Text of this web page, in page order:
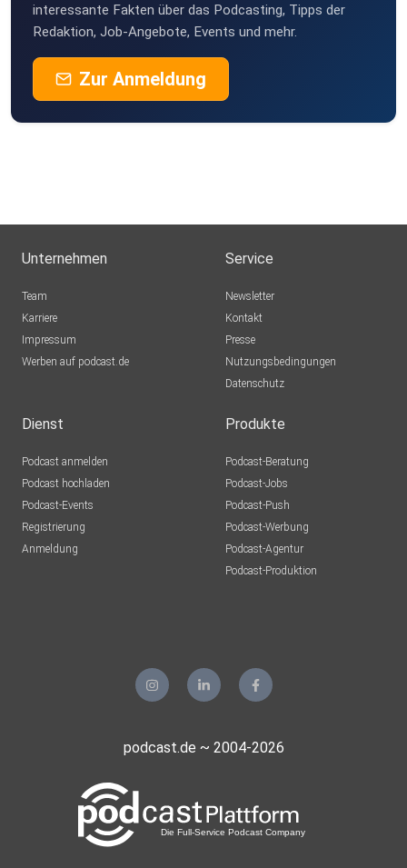
interessante Fakten über das Podcasting, Tipps der
Redaktion, Job-Angebote, Events und mehr.
Zur Anmeldung
Unternehmen
Team
Karriere
Impressum
Werben auf podcast.de
Service
Newsletter
Kontakt
Presse
Nutzungsbedingungen
Datenschutz
Dienst
Podcast anmelden
Podcast hochladen
Podcast-Events
Registrierung
Anmeldung
Produkte
Podcast-Beratung
Podcast-Jobs
Podcast-Push
Podcast-Werbung
Podcast-Agentur
Podcast-Produktion
podcast.de ~ 2004-2026